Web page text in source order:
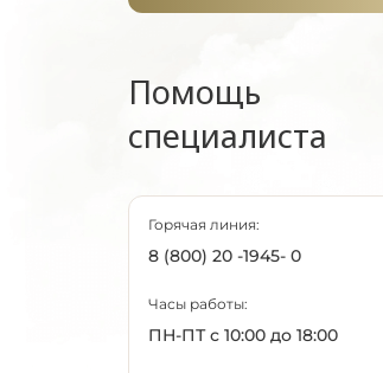
Помощь
специалиста
Горячая линия:
8 (800) 20 -1945- 0
Часы работы:
ПН-ПТ с 10:00 до 18:00